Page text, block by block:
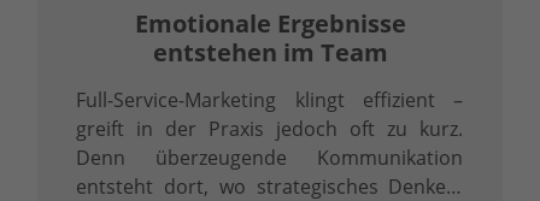
Emotionale Ergebnisse
entstehen im Team
Full-Service-Marketing klingt effizient –
greift in der Praxis jedoch oft zu kurz.
Denn überzeugende Kommunikation
entsteht dort, wo strategisches Denken,